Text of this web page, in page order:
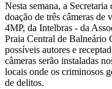
Nesta semana, a
doação de três câmeras
4MP, da Intelbras - da
Praia Central de
possíveis autores e
câmeras serão instaladas
locais onde os criminosos
de delitos.